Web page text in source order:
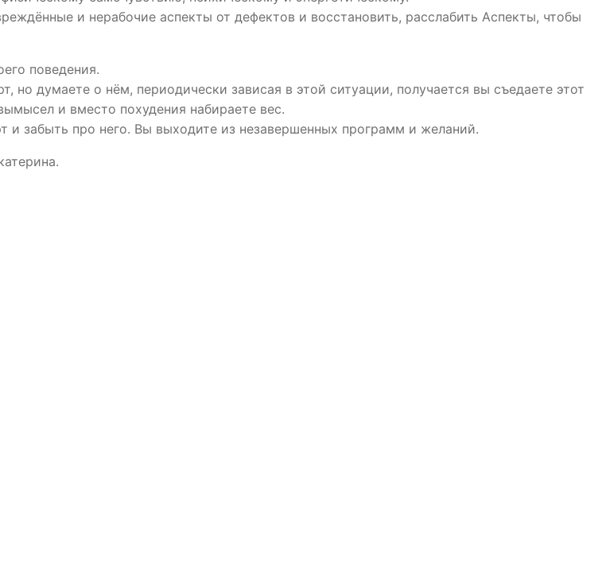
и нерабочие аспекты от дефектов и восстановить, расслабить Аспекты, чтобы
поведения.
но думаете о нём, периодически зависая в этой ситуации, получается вы съедаете этот
и вместо похудения набираете вес.
и забыть про него. Вы выходите из незавершенных программ и желаний.